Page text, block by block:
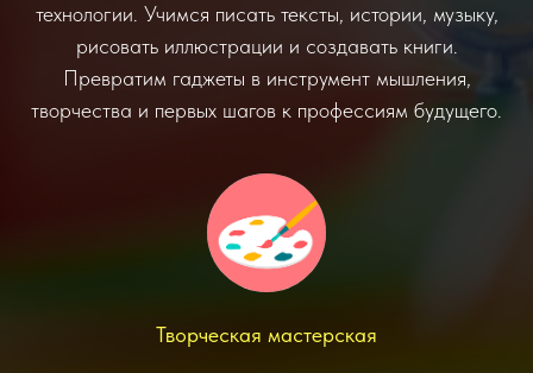
технологии. Учимся писать тексты, истории, музыку,
рисовать иллюстрации и создавать книги.
Превратим гаджеты в инструмент мышления,
творчества и первых шагов к профессиям будущего.
Творческая мастерская